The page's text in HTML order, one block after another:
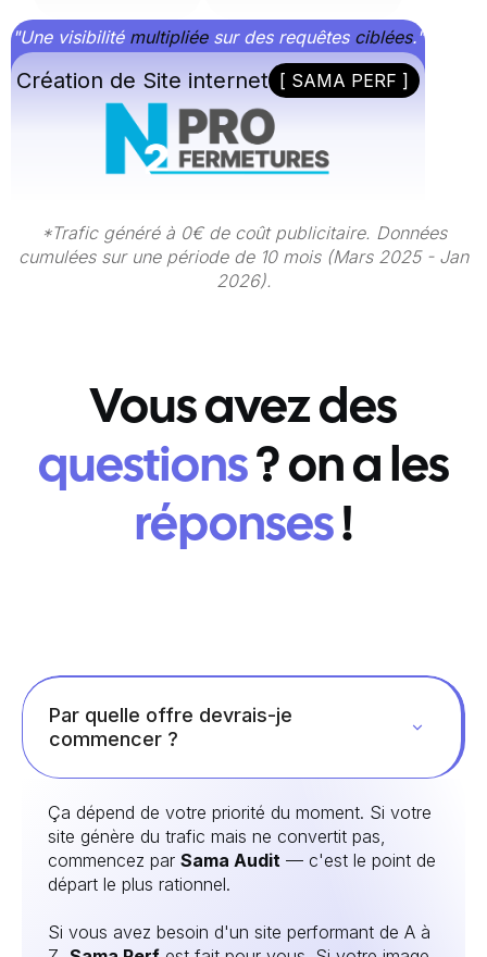
"Une visibilité multipliéesur des requêtes ciblées."
Création de Site internet [ SAMA PERF ]
*Trafic généré à 0€ de coût publicitaire. Données
cumulées sur une période de 10 mois (Mars 2025 - Jan
2026).
Vous avez des
questions? on a les
réponses!
Par quelle offre devrais-je
commencer ?
Ça dépend de votre priorité du moment. Si votre
site génère du trafic mais ne convertit pas,
commencez par Sama Audit — c'est le point de
départ le plus rationnel.
Si vous avez besoin d'un site performant de A à